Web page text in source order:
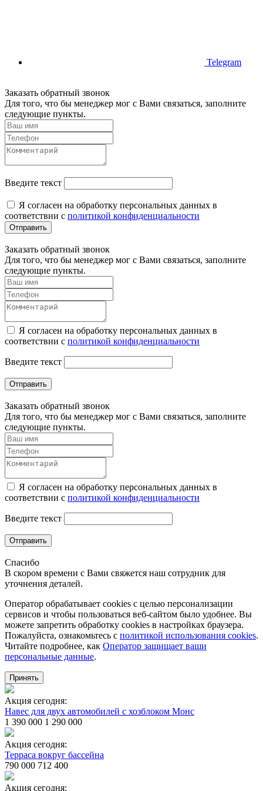
Telegram
Заказать обратный звонок
Для того, что бы менеджер мог с Вами связаться, заполните
следующие пункты.
Введите текст
Я согласен на обработку персональных данных в
соответствии с политикой конфиденциальности
Отправить
Заказать обратный звонок
Для того, что бы менеджер мог с Вами связаться, заполните
следующие пункты.
Я согласен на обработку персональных данных в
соответствии с политикой конфиденциальности
Введите текст
Отправить
Заказать обратный звонок
Для того, что бы менеджер мог с Вами связаться, заполните
следующие пункты.
Я согласен на обработку персональных данных в
соответствии с политикой конфиденциальности
Введите текст
Отправить
Спасибо
В скором времени с Вами свяжется наш сотрудник для
уточнения деталей.
Оператор обрабатывает cookies с целью персонализации
сервисов и чтобы пользоваться веб-сайтом было удобнее. Вы
можете запретить обработку сookies в настройках браузера.
Пожалуйста, ознакомьтесь с политикой использования cookies.
Читайте подробнее, как Оператор защищает ваши
персональные данные.
Принять
Акция сегодня:
Навес для двух автомобилей с хозблоком Монс
1 390 000 1 290 000
Акция сегодня:
Терраса вокруг бассейна
790 000 712 400
Акция сегодня: